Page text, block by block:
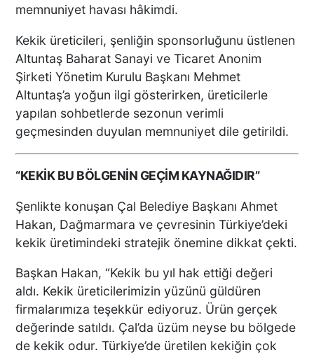
memnuniyet havası hâkimdi.
Kekik üreticileri, şenliğin sponsorluğunu üstlenen
Altuntaş Baharat Sanayi ve Ticaret Anonim
Şirketi Yönetim Kurulu Başkanı Mehmet
Altuntaş’a yoğun ilgi gösterirken, üreticilerle
yapılan sohbetlerde sezonun verimli
geçmesinden duyulan memnuniyet dile getirildi.
“KEKİK BU BÖLGENİN GEÇİM KAYNAĞIDIR”
Şenlikte konuşan Çal Belediye Başkanı Ahmet
Hakan, Dağmarmara ve çevresinin Türkiye’deki
kekik üretimindeki stratejik önemine dikkat çekti.
Başkan Hakan, “Kekik bu yıl hak ettiği değeri
aldı. Kekik üreticilerimizin yüzünü güldüren
firmalarımıza teşekkür ediyoruz. Ürün gerçek
değerinde satıldı. Çal’da üzüm neyse bu bölgede
de kekik odur. Türkiye’de üretilen kekiğin çok